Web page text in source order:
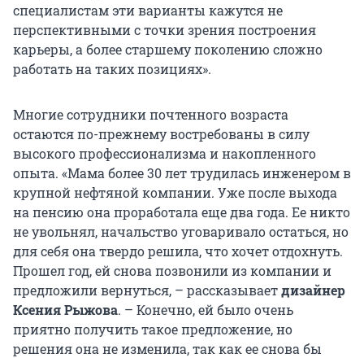
специалистам эти варианты кажутся не
перспективными с точки зрения построения
карьеры, а более старшему поколению сложно
работать на таких позициях».
Многие сотрудники почтенного возраста
остаются по-прежнему востребованы в силу
высокого профессионализма и накопленного
опыта. «Мама более 30 лет трудилась инженером в
крупной нефтяной компании. Уже после выхода
на пенсию она проработала еще два года. Ее никто
не увольнял, начальство уговаривало остаться, но
для себя она твердо решила, что хочет отдохнуть.
Прошел год, ей снова позвонили из компании и
предложили вернуться, – рассказываетдизайнер
Ксения Рыжова. – Конечно, ей было очень
приятно получить такое предложение, но
решения она не изменила, так как ее снова бы